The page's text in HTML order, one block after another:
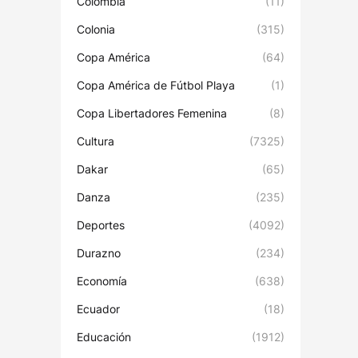
Colonia (315)
Copa América (64)
Copa América de Fútbol Playa (1)
Copa Libertadores Femenina (8)
Cultura (7325)
Dakar (65)
Danza (235)
Deportes (4092)
Durazno (234)
Economía (638)
Ecuador (18)
Educación (1912)